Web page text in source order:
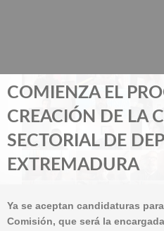
COMIENZA EL
CREACIÓN DE LA
SECTORIAL DE
EXTREMADURA
Ya se aceptan candidaturas
Comisión, que será la